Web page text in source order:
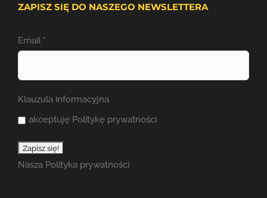
ZAPISZ SIĘ DO NASZEGO NEWSLETTERA
Email *
Klauzula informacyjna
akceptuję Politykę prywatności
Nasza Polityka prywatności